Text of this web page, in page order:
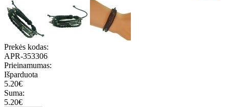
Prekės kodas:
APR-353306
Prieinamumas:
Išparduota
5.20€
Suma:
5.20€